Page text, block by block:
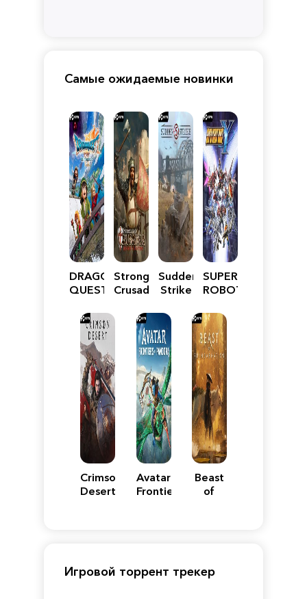
Самые ожидаемые новинки
DRAGON
QUEST
Reimagined
Stronghold
Crusader:
Edition
Sudden
Strike
SUPER
ROBOT
Y
Crimson
Desert
Avatar:
Frontiers
Beast
of
Игровой торрент трекер